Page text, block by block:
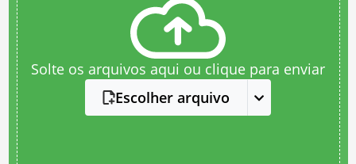
Solte os arquivos aqui ou clique para enviar
Escolher arquivo